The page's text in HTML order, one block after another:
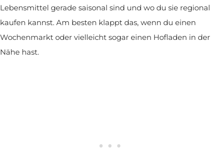
Lebensmittel gerade saisonal sind und wo du sie regional
kaufen kannst. Am besten klappt das, wenn du einen
Wochenmarkt oder vielleicht sogar einen Hofladen in der
Nähe hast.